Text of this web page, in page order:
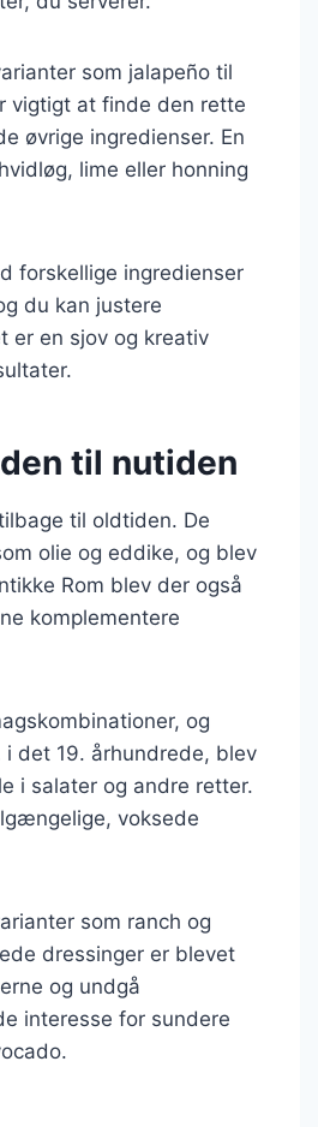
som jalapeño til
vigtigt at finde den rette
øvrige ingredienser. En
lime eller honning
forskellige ingredienser
du kan justere
er en sjov og kreativ
til nutiden
til oldtiden. De
olie og eddike, og blev
Rom blev der også
komplementere
og
det 19. århundrede, blev
i salater og andre retter.
voksede
som ranch og
dressinger er blevet
og undgå
interesse for sundere